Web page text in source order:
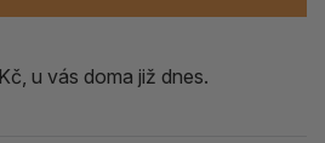
u vás doma již dnes.